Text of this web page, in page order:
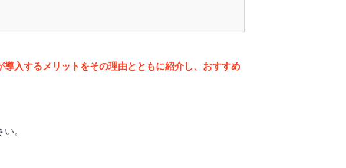
導入するメリットをその理由とともに紹介し、おすすめ
。